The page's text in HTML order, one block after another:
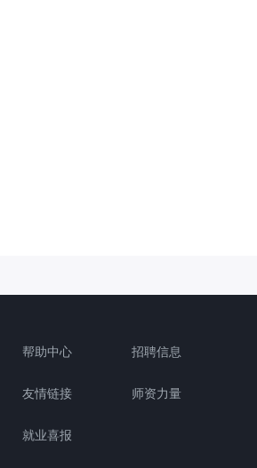
帮助中心 招聘信息
友情链接 师资力量
就业喜报